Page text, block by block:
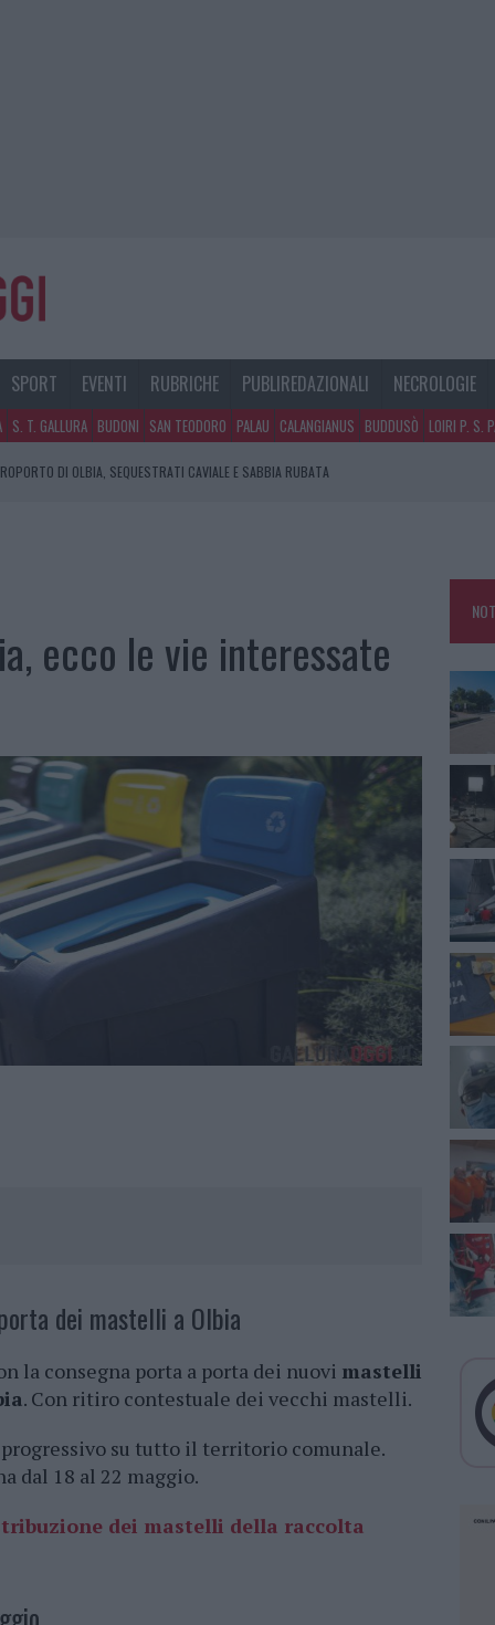
SPORT EVENTI RUBRICHE PUBLIREDAZIONALI NECROLOGIE
S. T. GALLURA BUDONI SAN TEODORO PALAU CALANGIANUS BUDDUSÒ LOIRI P. S.
DI OLBIA, SEQUESTRATI CAVIALE E SABBIA RUBATA
DI ESTETICA MEDICALE AVANZATA IN EUROPA: CLASSIFICA DEI 5 CENTRI DI
ecco le vie interessate
dei mastelli a Olbia
la consegna porta a porta dei nuovi mastelli
. Con ritiro contestuale dei vecchi mastelli.
su tutto il territorio comunale.
dal 18 al 22 maggio.
dei mastelli della raccolta